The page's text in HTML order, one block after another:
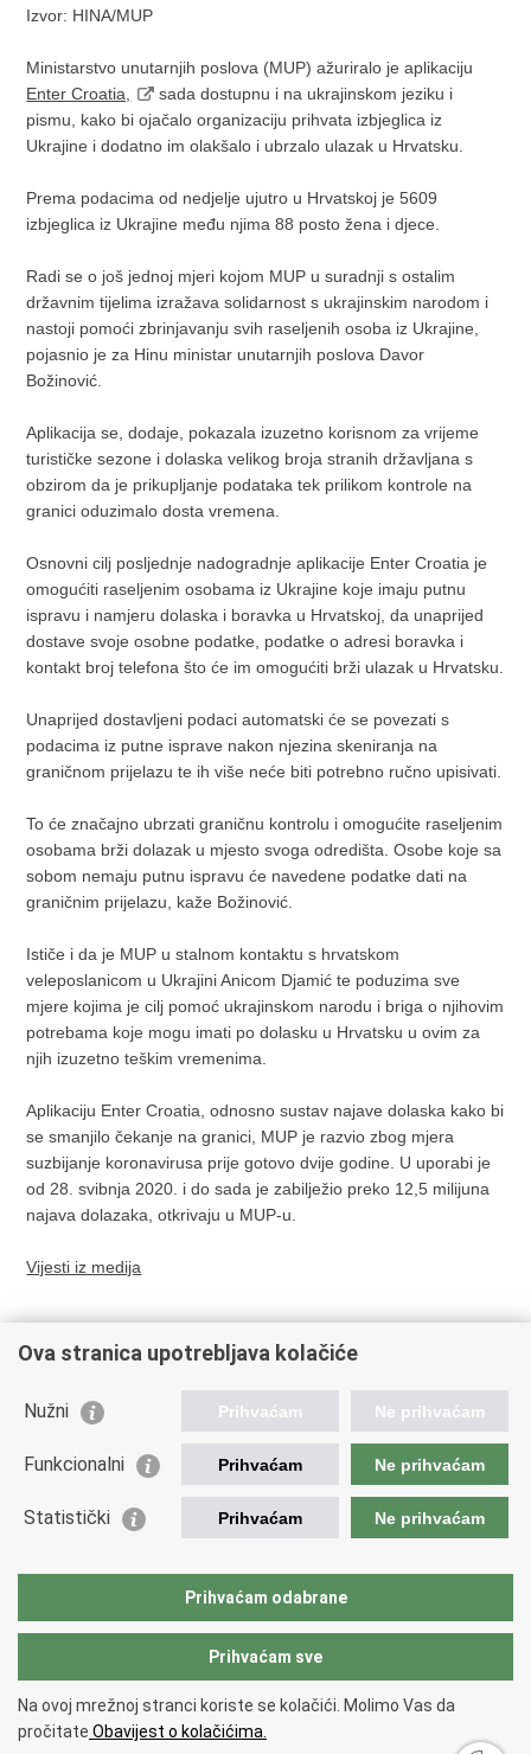
Izvor: HINA/MUP
Ministarstvo unutarnjih poslova (MUP) ažuriralo je aplikaciju
Enter Croatia,
sada dostupnu i na ukrajinskom jeziku i
pismu, kako bi ojačalo organizaciju prihvata izbjeglica iz
Ukrajine i dodatno im olakšalo i ubrzalo ulazak u Hrvatsku.
Prema podacima od nedjelje ujutro u Hrvatskoj je 5609
izbjeglica iz Ukrajine među njima 88 posto žena i djece.
Radi se o još jednoj mjeri kojom MUP u suradnji s ostalim
državnim tijelima izražava solidarnost s ukrajinskim narodom i
nastoji pomoći zbrinjavanju svih raseljenih osoba iz Ukrajine,
pojasnio je za Hinu ministar unutarnjih poslova Davor
Božinović.
Aplikacija se, dodaje, pokazala izuzetno korisnom za vrijeme
turističke sezone i dolaska velikog broja stranih državljana s
obzirom da je prikupljanje podataka tek prilikom kontrole na
granici oduzimalo dosta vremena.
Osnovni cilj posljednje nadogradnje aplikacije Enter Croatia je
omogućiti raseljenim osobama iz Ukrajine koje imaju putnu
ispravu i namjeru dolaska i boravka u Hrvatskoj, da unaprijed
dostave svoje osobne podatke, podatke o adresi boravka i
kontakt broj telefona što će im omogućiti brži ulazak u Hrvatsku.
Unaprijed dostavljeni podaci automatski će se povezati s
podacima iz putne isprave nakon njezina skeniranja na
graničnom prijelazu te ih više neće biti potrebno ručno upisivati.
To će značajno ubrzati graničnu kontrolu i omogućite raseljenim
osobama brži dolazak u mjesto svoga odredišta. Osobe koje sa
sobom nemaju putnu ispravu će navedene podatke dati na
graničnim prijelazu, kaže Božinović.
Ističe i da je MUP u stalnom kontaktu s hrvatskom
veleposlanicom u Ukrajini Anicom Djamić te poduzima sve
mjere kojima je cilj pomoć ukrajinskom narodu i briga o njihovim
potrebama koje mogu imati po dolasku u Hrvatsku u ovim za
njih izuzetno teškim vremenima.
Aplikaciju Enter Croatia, odnosno sustav najave dolaska kako bi
se smanjilo čekanje na granici, MUP je razvio zbog mjera
suzbijanje koronavirusa prije gotovo dvije godine. U uporabi je
od 28. svibnja 2020. i do sada je zabilježio preko 12,5 milijuna
najava dolazaka, otkrivaju u MUP-u.
Vijesti iz medija
Prethodna
fizičkim osobama za
doniranjem informatičke
opreme
RH stiglo 4300 izbjeglica,
20.000
stranicuna
na
Twitteru
Copyright © 2026 Hrvatska za Ukrajinu.Uvjeti korištenja.Izjava o
Ova stranica upotrebljava kolačiće
Nužni Prihvaćam Ne prihvaćam
Funkcionalni Prihvaćam Ne prihvaćam
Statistički Prihvaćam Ne prihvaćam
Prihvaćam odabrane
Prihvaćam sve
Na ovoj mrežnoj stranci koriste se kolačići. Molimo Vas da
pročitate Obavijest o kolačićima.